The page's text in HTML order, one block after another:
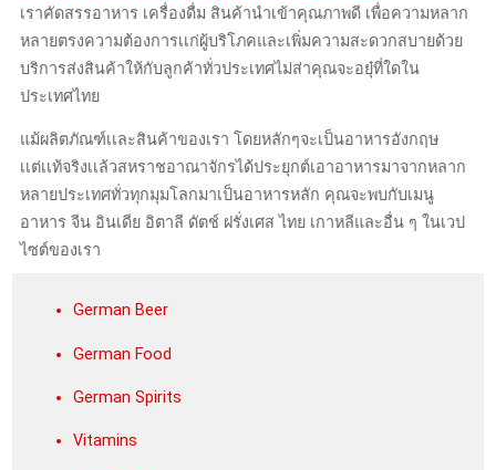
เราคัดสรรอาหาร เครื่องดื่ม สินค้านำเข้าคุณภาพดี เพื่อความหลาก
หลายตรงความต้องการเเก่ผู้บริโภคและเพิ่มความสะดวกสบายด้วย
บริการส่งสินค้าให้กับลูกค้าทั่วประเทศไม่ส่าคุณจะอยุ๋ที่ใดใน
ประเทศไทย
แม้ผลิตภัณฑ์เเละสินค้าของเรา โดยหลักๆจะเป็นอาหารอังกฤษ
เเต่เเท้จริงเเล้วสหราชอาณาจักรได้ประยุกต์เอาอาหารมาจากหลาก
หลายประเทศทั่วทุกมุมโลกมาเป็นอาหารหลัก คุณจะพบกับเมนู
อาหาร จีน อินเดีย อิตาลี ดัตช์ ฝรั่งเศส ไทย เกาหลีและอื่น ๆ ในเวป
ไซต์ของเรา
German Beer
German Food
German Spirits
Vitamins